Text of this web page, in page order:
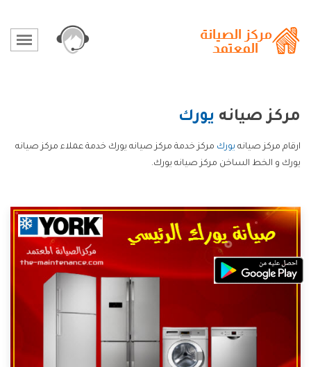
مركز صيانه يورك
ارقام مركز صيانه يورك مركز خدمة مركز صيانه يورك خدمة عملاء مركز صيانه
يورك و الخط الساخن مركز صيانه يورك.